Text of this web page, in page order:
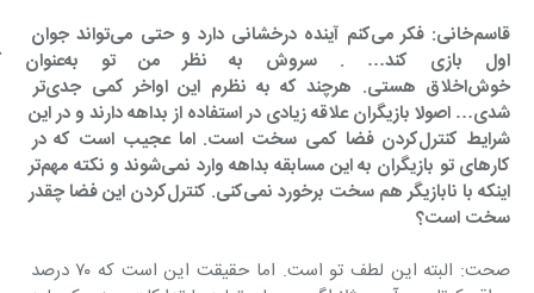
قاسم‌خانی: فکر می‌کنم آینده درخشانی دارد و حتی می‌تواند جوان
اول بازی کند… .
خوش‌اخلاق هستی. هرچند که به نظرم این اواخر کمی جدی‌تر
شدی… اصولا بازیگران علاقه زیادی در استفاده از بداهه دارند و در این
شرایط کنترل‌کردن فضا کمی سخت است. اما عجیب است که در
کارهای تو بازیگران به این مسابقه بداهه وارد نمی‌شوند و نکته مهم‌تر
اینکه با نابازیگر هم سخت برخورد نمی‌کنی. کنترل‌کردن این فضا چقدر
سخت است؟
صحت: البته این لطف تو است. اما حقیقت این است که ٧٠ درصد